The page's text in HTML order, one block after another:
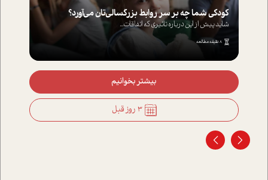
کودکی شما چه بر سر روابط بزرگسالی‌تان می‌آورد؟
شاید پیش از این درباره تاثیری که اتفاقات...
8 دقیقه مطالعه
بیشتر بخوانیم
3 روز قبل